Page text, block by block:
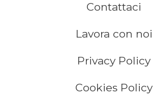
Contattaci
Lavora con noi
Privacy Policy
Cookies Policy